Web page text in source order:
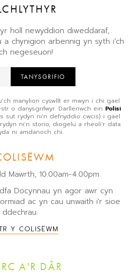
holl newyddion diweddaraf,
chynigion arbennig yn syth i’ch
negeseuon!
TANYSGRIFIO
manylion cyswllt er mwyn i chi gael
o danysgrifwyr. Darllenwch ein Polisi
sut rydyn ni'n defnyddio cwcis) i gael
ni'n storio, diogelu a rheoli'r data
ni amdanoch chi.
Mawrth, 10.00am-4.00pm.
Docynnau yn agor awr cyn
ac yn cau unwaith i'r sioe
ddechrau.
Y COLISËWM
A'R DÂR